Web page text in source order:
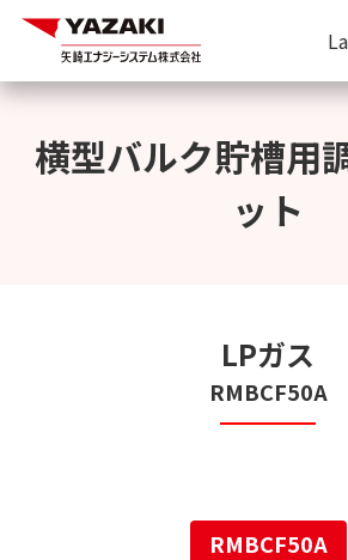
横型バルク貯槽用
ット
LPガス
RMBCF50A
RMBCF50A